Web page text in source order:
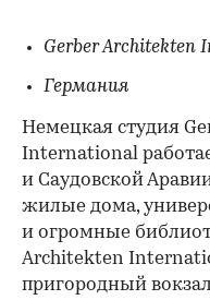
Gerber Architekten
Германия
Немецкая студия
International
и Саудовской
жилые дома,
и огромные
Architekten
пригородный